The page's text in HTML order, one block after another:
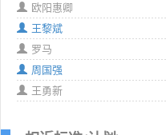
欧阳惠卿
王黎斌
罗马
周国强
王勇新